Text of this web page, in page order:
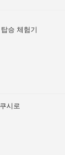
승 체험기
시로